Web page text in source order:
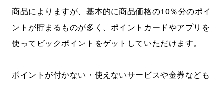
商品によりますが、基本的に商品価格の10％分のポイ
ントが貯まるものが多く、ポイントカードやアプリを
使ってビックポイントをゲットしていただけます。
ポイントが付かない・使えないサービスや金券なども